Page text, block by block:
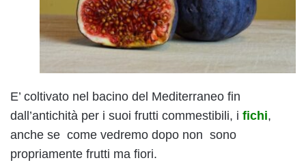
E’ coltivato nel bacino del Mediterraneo fin
dall’antichità per i suoi frutti commestibili, i fichi,
anche se come vedremo dopo non sono
propriamente frutti ma fiori.